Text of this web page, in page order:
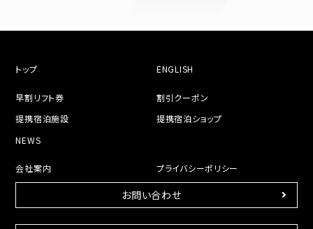
トップ ENGLISH
早割リフト券
割引クーポン
提携宿泊施設
提携宿泊ショップ
NEWS
会社案内 プライバシーポリシー
お問い合わせ